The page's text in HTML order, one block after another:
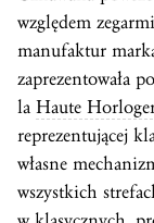
względem
manufaktur
zaprezentowała
la Haute
reprezentującej
własne
wszystkich